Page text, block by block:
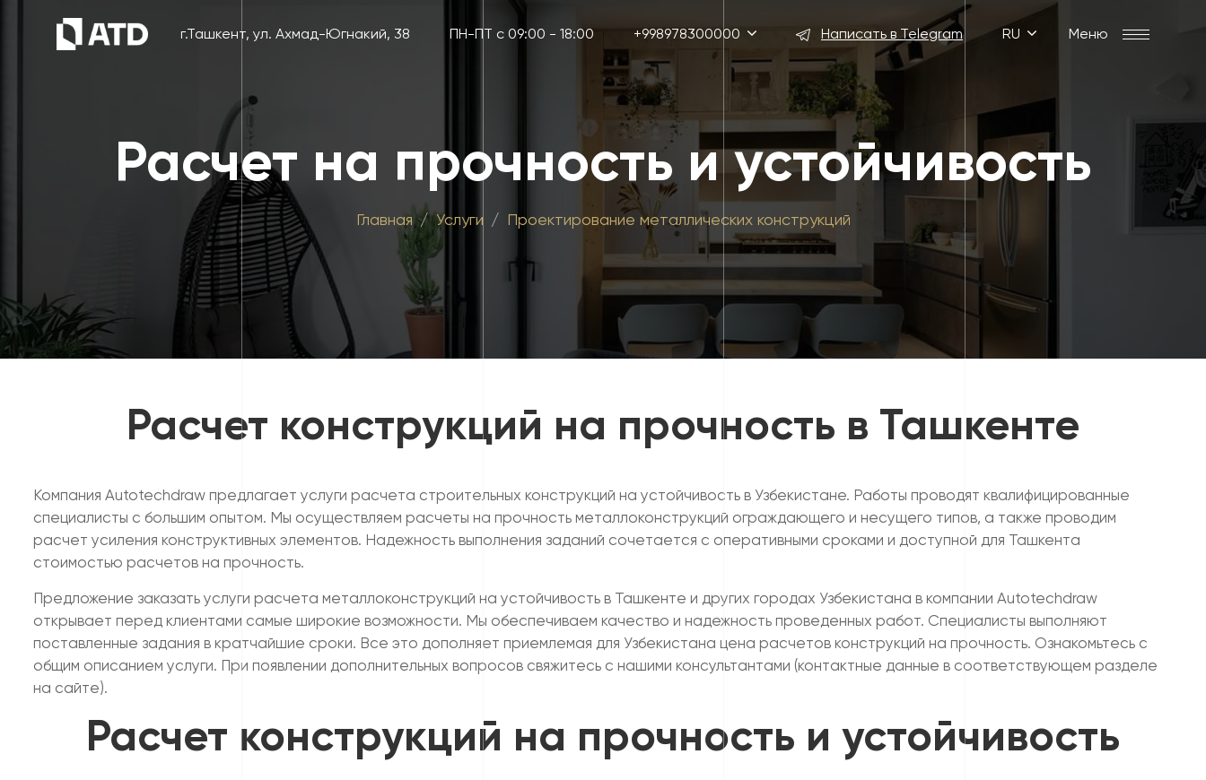
г.Ташкент, ул. Ахмад-Югнакий, 38 ПН-ПТ с 09:00 - 18:00 +998978300000 Написать в Telegram RU Меню
Расчет на прочность и устойчивость
Главная Услуги Проектирование металлических конструкций
Расчет конструкций на прочность в Ташкенте
Компания Autotechdraw предлагает услуги расчета строительных конструкций на устойчивость в Узбекистане. Работы проводят квалифицированные
специалисты с большим опытом. Мы осуществляем расчеты на прочность металлоконструкций ограждающего и несущего типов, а также проводим
расчет усиления конструктивных элементов. Надежность выполнения заданий сочетается с оперативными сроками и доступной для Ташкента
стоимостью расчетов на прочность.
Предложение заказать услуги расчета металлоконструкций на устойчивость в Ташкенте и других городах Узбекистана в компании Autotechdraw
открывает перед клиентами самые широкие возможности. Мы обеспечиваем качество и надежность проведенных работ. Специалисты выполняют
поставленные задания в кратчайшие сроки. Все это дополняет приемлемая для Узбекистана цена расчетов конструкций на прочность. Ознакомьтесь с
общим описанием услуги. При появлении дополнительных вопросов свяжитесь с нашими консультантами (контактные данные в соответствующем разделе
на сайте).
Расчет конструкций на прочность и устойчивость